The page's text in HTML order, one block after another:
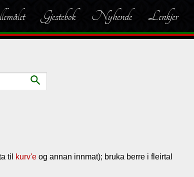
Gjestebok Nyhende Lenkjer
search
til
kurv'e og annan innmat); bruka berre i fleirtal